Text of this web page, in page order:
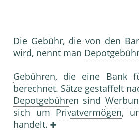
Die Gebühr, die von den
wird, nennt man Depotgebühr
Gebühren, die eine Bank
berechnet. Sätze gestaffelt
Depotgebühren sind
sich um Privatvermögen,
handelt.